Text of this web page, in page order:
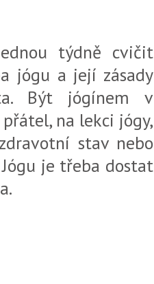
týdně cvičit
jógu a její zásady
Být jógínem v
na lekci jógy,
stav nebo
je třeba dostat